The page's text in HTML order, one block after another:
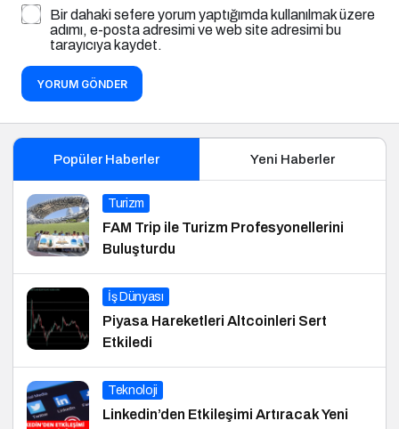
Bir dahaki sefere yorum yaptığımda kullanılmak üzere
adımı, e-posta adresimi ve web site adresimi bu
tarayıcıya kaydet.
YORUM GÖNDER
Popüler Haberler Yeni Haberler
Turizm
FAM Trip ile Turizm Profesyonellerini
Buluşturdu
İş Dünyası
Piyasa Hareketleri Altcoinleri Sert
Etkiledi
Teknoloji
Linkedin’den Etkileşimi Artıracak Yeni